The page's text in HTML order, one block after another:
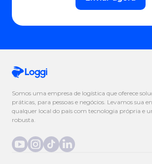
Somos uma empresa de logística que oferece
práticas, para pessoas e negócios. Levamos sua
qualquer local do país com tecnologia própria e
robusta.